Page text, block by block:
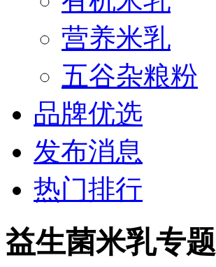
营养米乳
五谷杂粮粉
品牌优选
发布消息
热门排行
益生菌米乳专题